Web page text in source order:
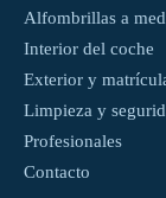
Alfombrillas a
Interior del coche
Exterior y
Limpieza y
Profesionales
Contacto